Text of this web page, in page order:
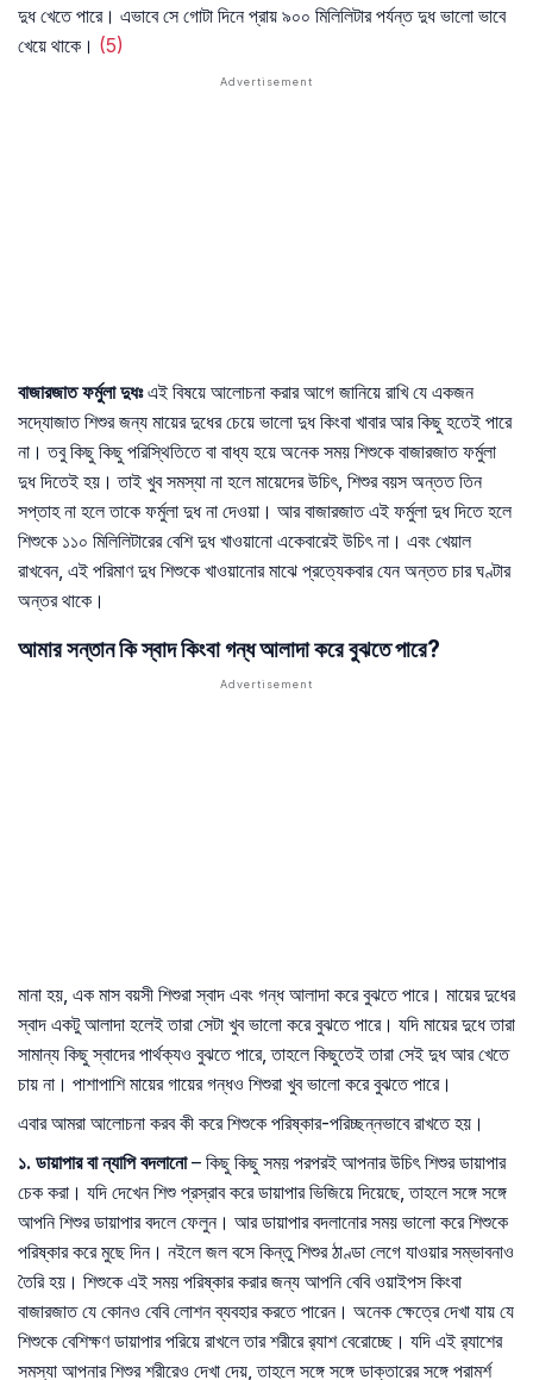
দুধ খেতে পারে। এভাবে সে গোটা দিনে প্রায় ৯০০ মিলিলিটার পর্যন্ত দুধ ভালো ভাবে
খেয়ে থাকে। (5)
বাজারজাত ফর্মুলা দুধঃএই বিষয়ে আলোচনা করার আগে জানিয়ে রাখি যে একজন
সদ্যোজাত শিশুর জন্য মায়ের দুধের চেয়ে ভালো দুধ কিংবা খাবার আর কিছু হতেই পারে
না। তবু কিছু কিছু পরিস্থিতিতে বা বাধ্য হয়ে অনেক সময় শিশুকে বাজারজাত ফর্মুলা
দুধ দিতেই হয়। তাই খুব সমস্যা না হলে মায়েদের উচিৎ, শিশুর বয়স অন্তত তিন
সপ্তাহ না হলে তাকে ফর্মুলা দুধ না দেওয়া। আর বাজারজাত এই ফর্মুলা দুধ দিতে হলে
শিশুকে ১১০ মিলিলিটারের বেশি দুধ খাওয়ানো একেবারেই উচিৎ না। এবং খেয়াল
রাখবেন, এই পরিমাণ দুধ শিশুকে খাওয়ানোর মাঝে প্রত্যেকবার যেন অন্তত চার ঘণ্টার
অন্তর থাকে।
আমার সন্তান কি স্বাদ কিংবা গন্ধ আলাদা করে বুঝতে পারে?
মানা হয়, এক মাস বয়সী শিশুরা স্বাদ এবং গন্ধ আলাদা করে বুঝতে পারে। মায়ের দুধের
স্বাদ একটু আলাদা হলেই তারা সেটা খুব ভালো করে বুঝতে পারে। যদি মায়ের দুধে তারা
সামান্য কিছু স্বাদের পার্থক্যও বুঝতে পারে, তাহলে কিছুতেই তারা সেই দুধ আর খেতে
চায় না। পাশাপাশি মায়ের গায়ের গন্ধও শিশুরা খুব ভালো করে বুঝতে পারে।
এবার আমরা আলোচনা করব কী করে শিশুকে পরিষ্কার-পরিচ্ছন্নভাবে রাখতে হয়।
১. ডায়াপার বা ন্যাপি বদলানো– কিছু কিছু সময় পরপরই আপনার উচিৎ শিশুর ডায়াপার
চেক করা। যদি দেখেন শিশু প্রস্রাব করে ডায়াপার ভিজিয়ে দিয়েছে, তাহলে সঙ্গে সঙ্গে
আপনি শিশুর ডায়াপার বদলে ফেলুন। আর ডায়াপার বদলানোর সময় ভালো করে শিশুকে
পরিষ্কার করে মুছে দিন। নইলে জল বসে কিন্তু শিশুর ঠাণ্ডা লেগে যাওয়ার সম্ভাবনাও
তৈরি হয়। শিশুকে এই সময় পরিষ্কার করার জন্য আপনি বেবি ওয়াইপস কিংবা
বাজারজাত যে কোনও বেবি লোশন ব্যবহার করতে পারেন। অনেক ক্ষেত্রে দেখা যায় যে
শিশুকে বেশিক্ষণ ডায়াপার পরিয়ে রাখলে তার শরীরে র‍্যাশ বেরোচ্ছে। যদি এই র‍্যাশের
সমস্যা আপনার শিশুর শরীরেও দেখা দেয়, তাহলে সঙ্গে সঙ্গে ডাক্তারের সঙ্গে পরামর্শ